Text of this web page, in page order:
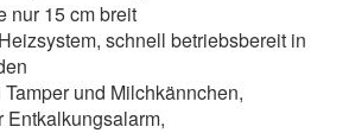
nur 15 cm breit
schnell betriebsbereit in
und Milchkännchen,
Entkalkungsalarm,